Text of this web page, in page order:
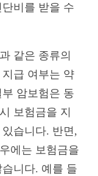
비를 받을 수
같은 종류의
급 여부는 약
암보험은 동
보험금을 지
습니다. 반면,
에는 보험금을
니다. 예를 들